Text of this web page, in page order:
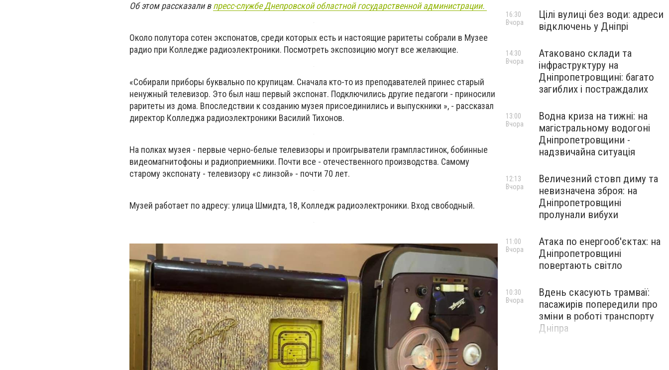
Об этом рассказали впресс-службе Днепровской областной государственной администрации.
Около полутора сотен экспонатов, среди которых есть и настоящие раритеты собрали в Музее
радио при Колледже радиоэлектроники. Посмотреть экспозицию могут все желающие.
«Собирали приборы буквально по крупицам. Сначала кто-то из преподавателей принес старый
ненужный телевизор. Это был наш первый экспонат. Подключились другие педагоги - приносили
раритеты из дома. Впоследствии к созданию музея присоединились и выпускники », - рассказал
директор Колледжа радиоэлектроники Василий Тихонов.
На полках музея - первые черно-белые телевизоры и проигрыватели грампластинок, бобинные
видеомагнитофоны и радиоприемники. Почти все - отечественного производства. Самому
старому экспонату - телевизору «с линзой» - почти 70 лет.
Музей работает по адресу: улица Шмидта, 18, Колледж радиоэлектроники. Вход свободный.
Цілі вулиці без води: адреси
відключень у Дніпрі
16:30
Вчора
Атаковано склади та
інфраструктуру на
Дніпропетровщині: багато
загиблих і постраждалих
14:30
Вчора
Водна криза на тижні: на
магістральному водогоні
Дніпропетровщини -
надзвичайна ситуація
13:00
Вчора
Величезний стовп диму та
невизначена зброя: на
Дніпропетровщині
пролунали вибухи
12:13
Вчора
Атака по енергооб'єктах: на
Дніпропетровщині
повертають світло
11:00
Вчора
Вдень скасують трамваї:
пасажирів попередили про
зміни в роботі транспорту
Дніпра
10:30
Вчора